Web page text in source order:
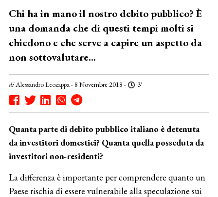
Chi ha in mano il nostro debito pubblico? È
una domanda che di questi tempi molti si
chiedono e che serve a capire un aspetto da
non sottovalutare...
diAlessandro Leozappa- 8 Novembre 2018 - 3'
Quanta parte di debito pubblico italiano è detenuta
da investitori domestici? Quanta quella posseduta da
investitori non-residenti?
La differenza è importante per comprendere quanto un
Paese rischia di essere vulnerabile alla speculazione sui